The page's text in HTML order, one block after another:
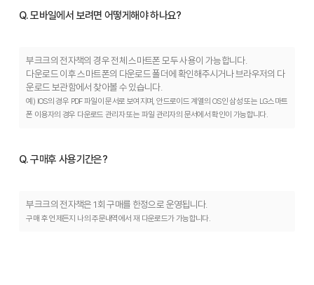
Q. 모바일에서 보려면 어떻게해야 하나요?
부크크의 전자책의 경우 전체 스마트폰 모두 사용이 가능합니다.
다운로드 이후 스마트폰의 다운로드 폴더에 확인해주시거나 브라우저의 다
운로드 보관함에서 찾아볼 수 있습니다.
예) IOS의 경우 PDF 파일이 문서로 보여지며, 안드로이드 계열의 OS인 삼성 또는 LG스마트
폰 이용자의 경우 다운로드 관리자 또는 파일 관리자의 문서에서 확인이 가능합니다.
Q. 구매후 사용기간은?
부크크의 전자책은 1회 구매를 한정으로 운영됩니다.
구매 후 언제든지 나의 주문내역에서 재 다운로드가 가능합니다.